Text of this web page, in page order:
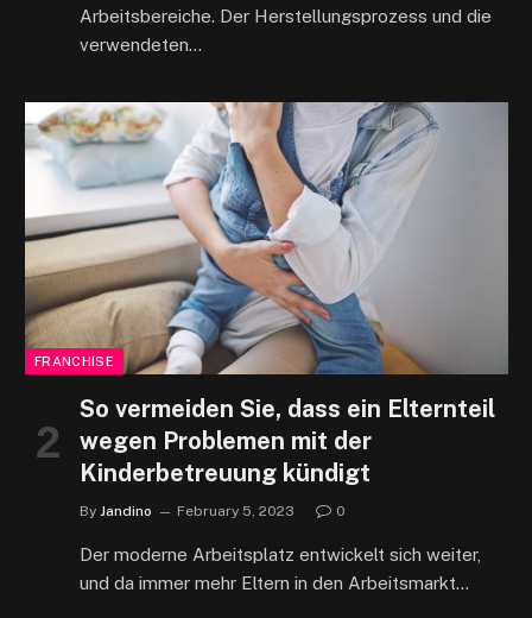
Arbeitsbereiche. Der Herstellungsprozess und die
verwendeten…
FRANCHISE
So vermeiden Sie, dass ein Elternteil
wegen Problemen mit der
Kinderbetreuung kündigt
By Jandino February 5, 2023 0
Der moderne Arbeitsplatz entwickelt sich weiter,
und da immer mehr Eltern in den Arbeitsmarkt…